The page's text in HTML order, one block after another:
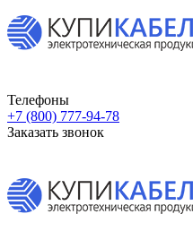
Телефоны
+7 (800) 777-94-78
Заказать звонок